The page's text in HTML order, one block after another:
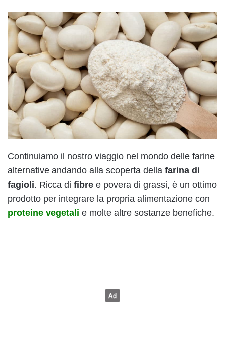
Continuiamo il nostro viaggio nel mondo delle farine
alternative andando alla scoperta della farina di
fagioli. Ricca di fibre e povera di grassi, è un ottimo
prodotto per integrare la propria alimentazione con
proteine vegetali e molte altre sostanze benefiche.